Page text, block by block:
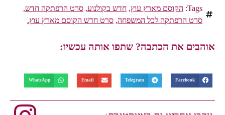
Tags: הקוסם מארץ עוץ, חדש בקולנוע, סרט הרפתקה חדש,
סרט הרפתקה לכל המשפחה, סרט חדש הקוסם מארץ עוץ.
אוהבים את הכתבה? שתפו אותה עכשיו:
Facebook
Telegram
Email
WhatsApp